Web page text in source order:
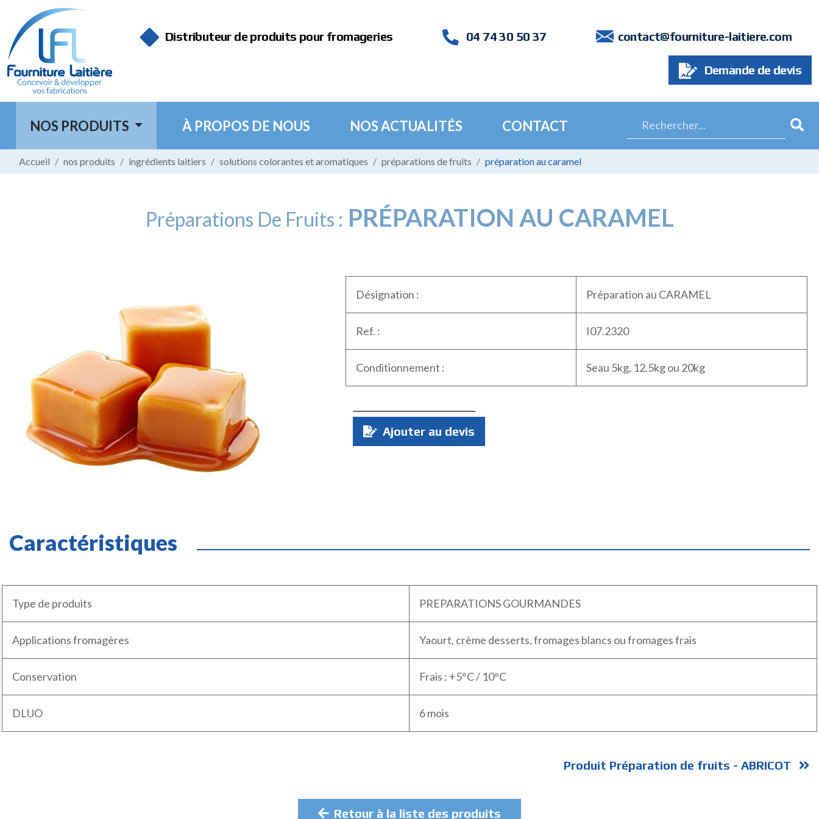
Distributeur de produits pour fromageries 04 74 30 50 37 contact@fourniture-laitiere.com
Demande de devis
NOS PRODUITS À PROPOS DE NOUS NOS ACTUALITÉS CONTACT
Accueil nos produits ingrédients laitiers solutions colorantes et aromatiques préparations de fruits préparation au caramel
Préparations De Fruits : PRÉPARATION AU CARAMEL
Désignation : Préparation au CARAMEL
Ref. : I07.2320
Conditionnement : Seau 5kg, 12.5kg ou 20kg
Quantité
Ajouter au devis
Caractéristiques
Type de produits PREPARATIONS GOURMANDES
Applications fromagères Yaourt, crème desserts, fromages blancs ou fromages frais
Conservation Frais : +5°C / 10°C
DLUO 6 mois
Produit Préparation de fruits - ABRICOT
Retour à la liste des produits
Panneau de gestion des cookies